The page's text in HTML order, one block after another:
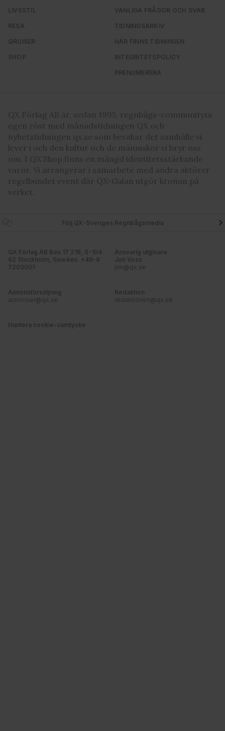
LIVSSTIL
RESA
QRUISER
SHOP
VANLIGA FRÅGOR OCH SVAR
TIDNINGSARKIV
HÄR FINNS TIDNINGEN
INTEGRITETSPOLICY
PRENUMERERA
QX Förlag AB är, sedan 1995, regnbågs-communityts
egen röst med månadstidningen QX och
nyhetstidningen qx.se som bevakar det samhälle vi
lever i och den kultur och de människor vi bryr oss
om. I QX Shop finns en mängd identitetsstärkande
varor. Vi arrangerar i samarbete med andra aktörer
regelbundet event där QX-Galan utgör kronan på
verket.
Följ QX-Sveriges Regnbågsmedia
QX Förlag AB Box 17 218, S-104
62 Stockholm, Sweden. +46-8
7203001
Ansvarig utgivare
Jon Voss
jon@qx.se
Annonsförsäljning
annonser@qx.se
Redaktion
redaktionen@qx.se
Hantera cookie-samtycke